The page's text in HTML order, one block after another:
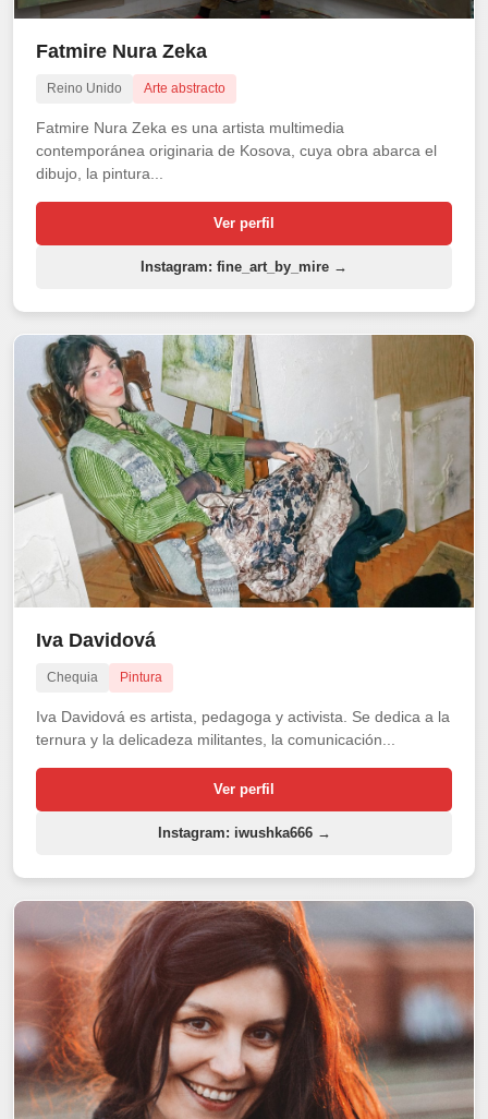
Fatmire Nura Zeka
Reino Unido Arte abstracto
Fatmire Nura Zeka es una artista multimedia
contemporánea originaria de Kosova, cuya obra abarca el
dibujo, la pintura...
Ver perfil
Instagram: fine_art_by_mire →
Iva Davidová
Chequia Pintura
Iva Davidová es artista, pedagoga y activista. Se dedica a la
ternura y la delicadeza militantes, la comunicación...
Ver perfil
Instagram: iwushka666 →